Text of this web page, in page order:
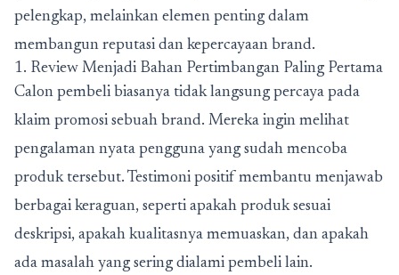
pelengkap, melainkan elemen penting dalam
membangun reputasi dan kepercayaan brand.
1. Review Menjadi Bahan Pertimbangan Paling Pertama
Calon pembeli biasanya tidak langsung percaya pada
klaim promosi sebuah brand. Mereka ingin melihat
pengalaman nyata pengguna yang sudah mencoba
produk tersebut. Testimoni positif membantu menjawab
berbagai keraguan, seperti apakah produk sesuai
deskripsi, apakah kualitasnya memuaskan, dan apakah
ada masalah yang sering dialami pembeli lain.